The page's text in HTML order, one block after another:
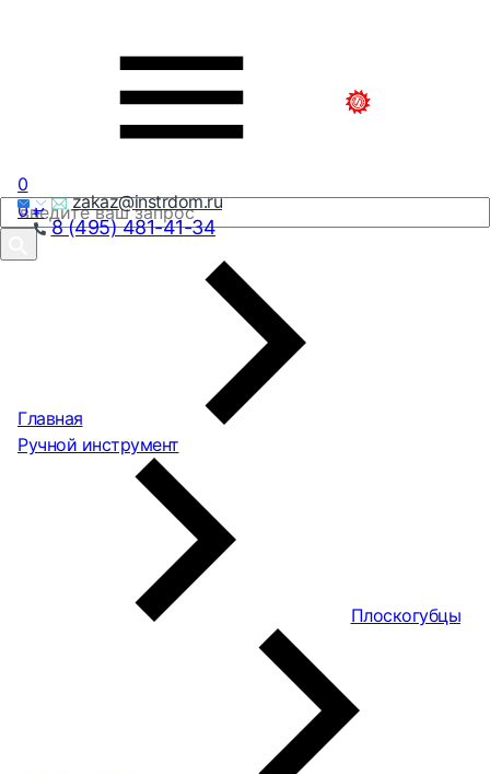
zakaz@instrdom.ru
8 (495) 481-41-34
0
0₽
Главная
Ручной инструмент
Плоскогубцы